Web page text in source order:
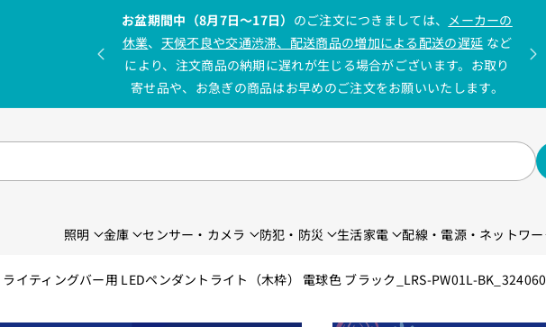
お盆期間中（8月7日〜17日） のご注文につきましては、
メーカーの
休業、 天候不良や交通渋滞、配送商品の増加による配送の遅延 など
により、注文商品の納期に遅れが生じる場合がございます。お取り
寄せ品や、お急ぎの商品はお早めのご注文をお願いいたします。
照明 金庫 センサー・カメラ 防犯・防災 生活家電 配線・電源・ネットワー
ライティングバー用 LEDペンダントライト（木枠） 電球色 ブラック_LRS-PW01L-